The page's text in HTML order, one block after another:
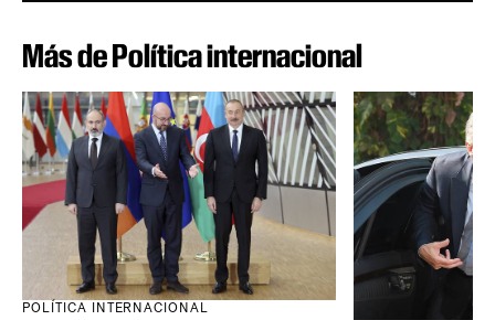
Más de Política internacional
POLÍTICA INTERNACIONAL